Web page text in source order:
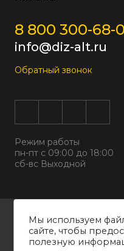
8 800 300-68-
info@diz-alt.ru
Обратный звонок
Режим работы
пн-пт с 09:00 до 18:00
сб-вс Выходной
Все права защищены ©
ООО "ДИЗАЛЬТ"
ИНН 6318069799 ОГРН
Мы используем
сайте, чтобы
полезную